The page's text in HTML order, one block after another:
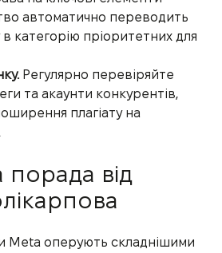
автоматично переводить
в категорію пріоритетних для
Регулярно перевіряйте
та акаунти конкурентів,
плагіату на
порада від
Meta оперують складнішими